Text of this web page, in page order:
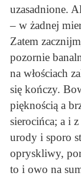
uzasadnione.
– w żadnej
Zatem
pozornie
na włościach
się kończy.
pięknością a
sierocińca; a i
urody i sporo
opryskliwy,
to i owo na